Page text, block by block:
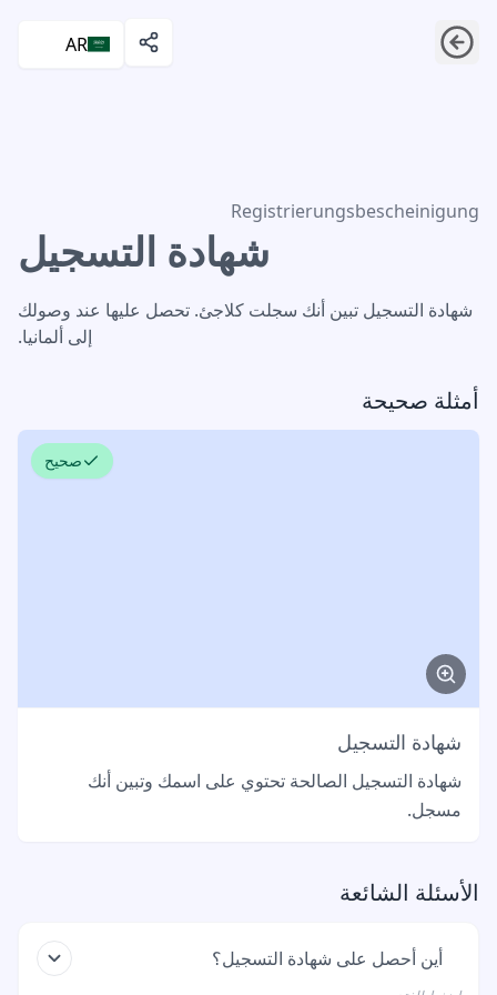
AR
شهادة التسجيل
Registrierungsbescheinigung
شهادة التسجيل
شهادة التسجيل تبين أنك سجلت كلاجئ. تحصل عليها عند وصولك
إلى ألمانيا.
أمثلة صحيحة
صحيح
شهادة التسجيل
شهادة التسجيل الصالحة تحتوي على اسمك وتبين أنك
مسجل.
الأسئلة الشائعة
أين أحصل على شهادة التسجيل؟